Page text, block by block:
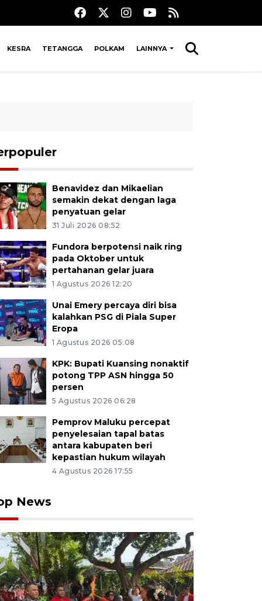
KESRA TETANGGA POLKAM LAINNYA
Benavidez dan Mikaelian
semakin dekat dengan laga
penyatuan gelar
31 Juli 2026 08:52
Fundora berpotensi naik ring
pada Oktober untuk
pertahanan gelar juara
1 Agustus 2026 12:20
Unai Emery percaya diri bisa
kalahkan PSG di Piala Super
Eropa
1 Agustus 2026 05:08
KPK: Bupati Kuansing nonaktif
potong TPP ASN hingga 50
persen
5 Agustus 2026 06:28
Pemprov Maluku percepat
penyelesaian tapal batas
antara kabupaten beri
kepastian hukum wilayah
4 Agustus 2026 17:55
News